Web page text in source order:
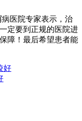
医院专家表示，治
定要到正规的医院进
障！最后希望患者能
好